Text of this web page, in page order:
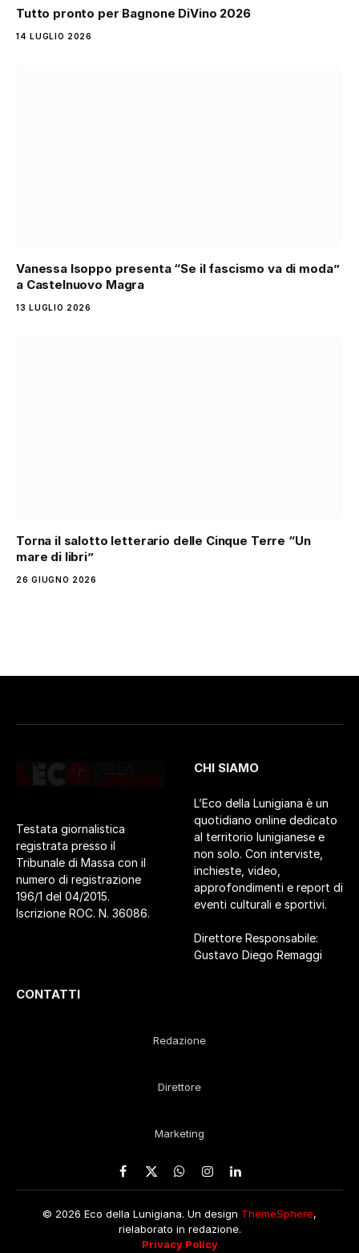
Tutto pronto per Bagnone DiVino 2026
14 LUGLIO 2026
Vanessa Isoppo presenta “Se il fascismo va di moda”
a Castelnuovo Magra
13 LUGLIO 2026
Torna il salotto letterario delle Cinque Terre “Un
mare di libri”
26 GIUGNO 2026
Testata giornalistica
registrata presso il
Tribunale di Massa con il
numero di registrazione
196/1 del 04/2015.
Iscrizione ROC. N. 36086.
CHI SIAMO
L’Eco della Lunigiana è un
quotidiano online dedicato
al territorio lunigianese e
non solo. Con interviste,
inchieste, video,
approfondimenti e report di
eventi culturali e sportivi.
Direttore Responsabile:
Gustavo Diego Remaggi
CONTATTI
Redazione
Direttore
Marketing
Facebook
X
WhatsApp
Instagram
LinkedIn
© 2026 Eco della Lunigiana. Un design ThemeSphere,
rielaborato in redazione.
Privacy Policy